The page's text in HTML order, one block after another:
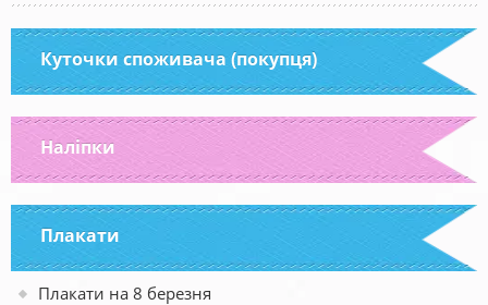
Куточки споживача (покупця)
Наліпки
Плакати
Плакати на 8 березня